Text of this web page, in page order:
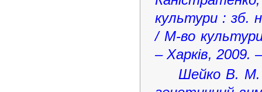
культури : зб.
/ М-во
– Харків, 2009.
Шейко В. М.